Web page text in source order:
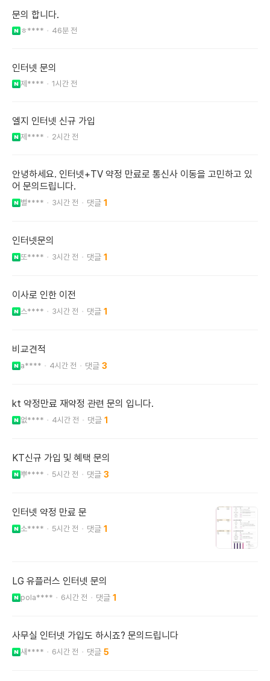
문의 합니다.
ㅎ**** 46분 전
인터넷 문의
제**** 1시간 전
엘지 인터넷 신규 가입
제**** 2시간 전
안녕하세요. 인터넷+TV 약정 만료로 통신사 이동을 고민하고 있
어 문의드립니다.
별**** 3시간 전 1
인터넷문의
또**** 3시간 전 1
이사로 인한 이전
스**** 3시간 전 1
비교견적
a**** 4시간 전 3
kt 약정만료 재약정 관련 문의 입니다.
없**** 4시간 전 1
KT신규 가입 및 혜택 문의
뿌**** 5시간 전 3
인터넷 약정 만료 문
소**** 5시간 전 1
LG 유플러스 인터넷 문의
pola**** 6시간 전 1
사무실 인터넷 가입도 하시죠? 문의드립니다
새**** 6시간 전 5